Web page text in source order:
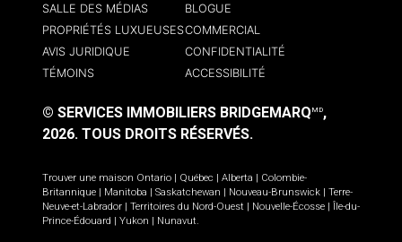
SALLE DES MÉDIAS
BLOGUE
PROPRIÉTÉS LUXUEUSESCOMMERCIAL
AVIS JURIDIQUE
CONFIDENTIALITÉ
TÉMOINS
ACCESSIBILITÉ
© SERVICES IMMOBILIERS BRIDGEMARQ MD,
2026. TOUS DROITS RÉSERVÉS.
Trouver une maison Ontario | Québec | Alberta | Colombie-
Britannique | Manitoba | Saskatchewan | Nouveau-Brunswick | Terre-
Neuve-et-Labrador | Territoires du Nord-Ouest | Nouvelle-Écosse | Île-du-
Prince-Édouard | Yukon | Nunavut.